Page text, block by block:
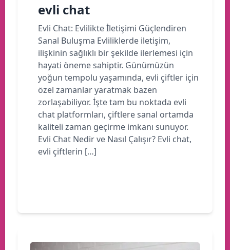
evli chat
Evli Chat: Evlilikte İletişimi Güçlendiren
Sanal Buluşma Evliliklerde iletişim,
ilişkinin sağlıklı bir şekilde ilerlemesi için
hayati öneme sahiptir. Günümüzün
yoğun tempolu yaşamında, evli çiftler için
özel zamanlar yaratmak bazen
zorlaşabiliyor. İşte tam bu noktada evli
chat platformları, çiftlere sanal ortamda
kaliteli zaman geçirme imkanı sunuyor.
Evli Chat Nedir ve Nasıl Çalışır? Evli chat,
evli çiftlerin […]